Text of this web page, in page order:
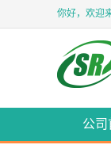
你好，欢迎
公司